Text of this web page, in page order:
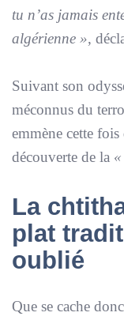
tu n’as jamais
algérienne »,
Suivant son
méconnus du
emmène cette
découverte de la
La
plat
oublié
Que se cache